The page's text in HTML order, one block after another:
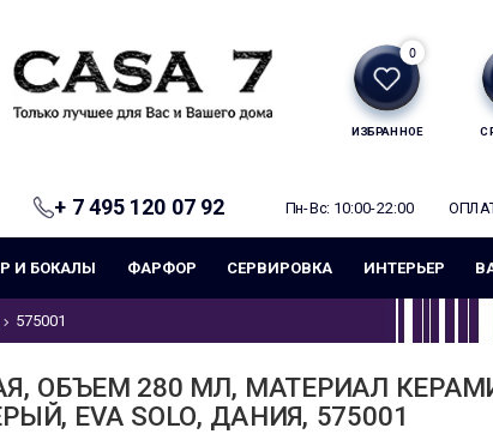
ИЗБРАННОЕ
0
+ 7 495 120 07 92 Пн-Вс: 10:00-22:00
И БОКАЛЫ ФАРФОР СЕРВИРОВКА ИНТЕРЬЕР
575001
ОБЪЕМ 280 МЛ, МАТЕРИАЛ
EVA SOLO, ДАНИЯ, 575001